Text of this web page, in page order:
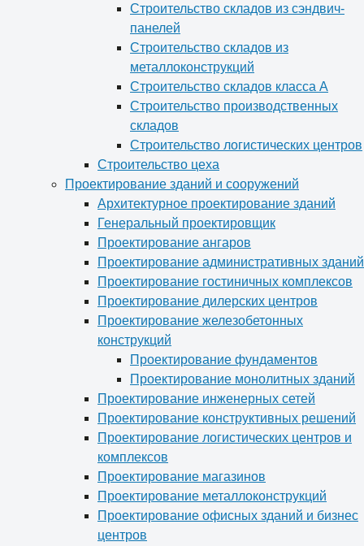
Строительство складов из сэндвич-
панелей
Строительство складов из
металлоконструкций
Строительство складов класса А
Строительство производственных
складов
Строительство логистических центров
Строительство цеха
Проектирование зданий и сооружений
Архитектурное проектирование зданий
Генеральный проектировщик
Проектирование ангаров
Проектирование административных зданий
Проектирование гостиничных комплексов
Проектирование дилерских центров
Проектирование железобетонных
конструкций
Проектирование фундаментов
Проектирование монолитных зданий
Проектирование инженерных сетей
Проектирование конструктивных решений
Проектирование логистических центров и
комплексов
Проектирование магазинов
Проектирование металлоконструкций
Проектирование офисных зданий и бизнес
центров